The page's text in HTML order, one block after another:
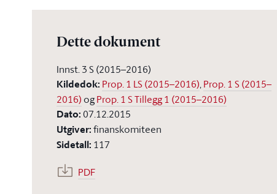
Dette dokument
Innst. 3 S (2015–2016)
Kildedok: Prop. 1 LS (2015–2016),Prop. 1 S (2015–
2016) ogProp. 1 S Tillegg 1 (2015–2016)
Dato:07.12.2015
Utgiver:finanskomiteen
Sidetall: 117
PDF